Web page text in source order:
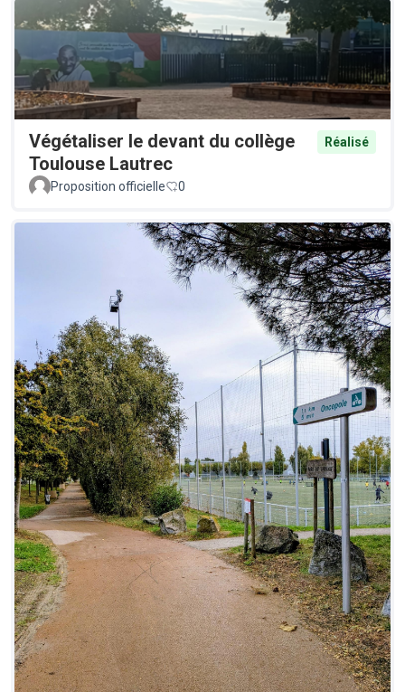
Végétaliser le devant du collège
Toulouse Lautrec
Réalisé
Proposition officielle 0